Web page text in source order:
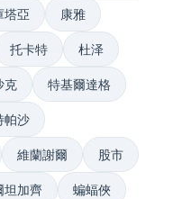
塔亞 康雅
托卡特 杜泽
克 特基爾達格
帕沙
維蘭謝爾 股市
坦加齊 蝙蝠俠